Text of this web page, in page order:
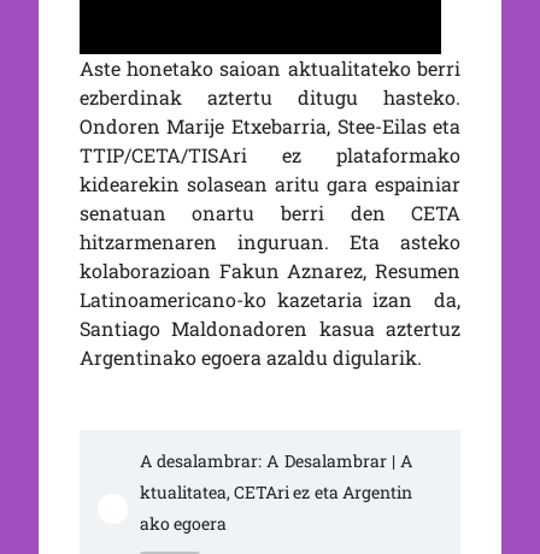
Aste honetako saioan aktualitateko berri
ezberdinak aztertu ditugu hasteko.
Ondoren Marije Etxebarria, Stee-Eilas eta
TTIP/CETA/TISAri ez plataformako
kidearekin solasean aritu gara espainiar
senatuan onartu berri den CETA
hitzarmenaren inguruan. Eta asteko
kolaborazioan Fakun Aznarez, Resumen
Latinoamericano-ko kazetaria izan da,
Santiago Maldonadoren kasua aztertuz
Argentinako egoera azaldu digularik.
A desalambrar: A Desalambrar | A
ktualitatea, CETAri ez eta Argentin
ako egoera